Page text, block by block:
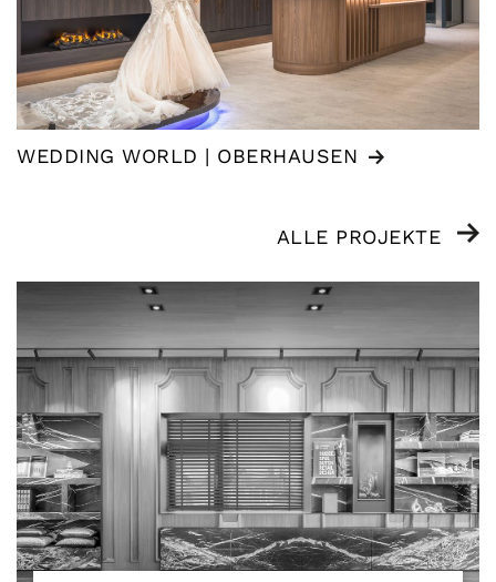
WEDDING WORLD | OBERHAUSEN
ALLE PROJEKTE